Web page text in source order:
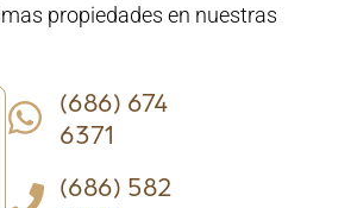
propiedades en nuestras
(686) 674
6371
(686) 582